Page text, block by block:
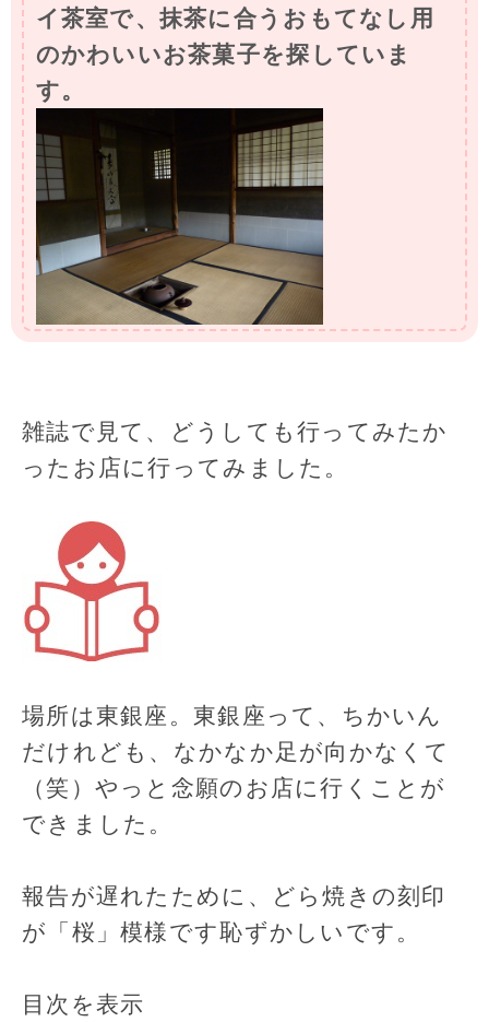
イ茶室で、抹茶に合うおもてなし用
のかわいいお茶菓子を探していま
す。
雑誌で見て、どうしても行ってみたか
ったお店に行ってみました。
場所は東銀座。東銀座って、ちかいん
だけれども、なかなか足が向かなくて
（笑）やっと念願のお店に行くことが
できました。
報告が遅れたために、どら焼きの刻印
が「桜」模様です恥ずかしいです。
目次を表示